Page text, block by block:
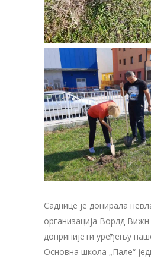
Саднице је донирала
организација Ворлд
допринијети уређењу
Основна школа „Пале“